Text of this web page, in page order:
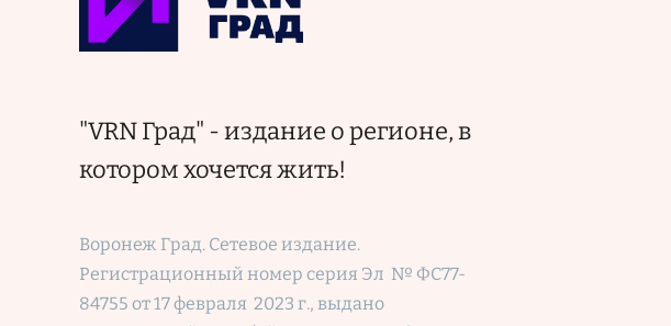
"VRN Град" - издание о регионе, в
котором хочется жить!
Воронеж Град. Сетевое издание.
Регистрационный номер серия Эл № ФС77-
84755 от 17 февраля 2023 г., выдано